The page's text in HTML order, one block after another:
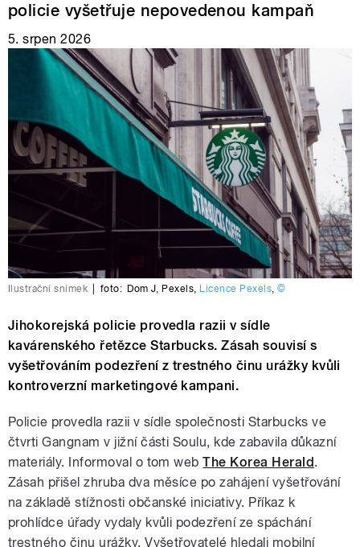
policie vyšetřuje nepovedenou kampaň
5. srpen 2026
Ilustrační snímek foto: Dom J ,Pexels Licence Pexels ©
Jihokorejská policie provedla razii v sídle
kavárenského řetězce Starbucks. Zásah souvisí s
vyšetřováním podezření z trestného činu urážky kvůli
kontroverzní marketingové kampani.
Policie provedla razii v sídle společnosti Starbucks ve
čtvrti Gangnam v jižní části Soulu, kde zabavila důkazní
materiály. Informoval o tom webThe Korea Herald.
Zásah přišel zhruba dva měsíce po zahájení vyšetřování
na základě stížnosti občanské iniciativy. Příkaz k
prohlídce úřady vydaly kvůli podezření ze spáchání
trestného činu urážky. Vyšetřovatelé hledali mobilní